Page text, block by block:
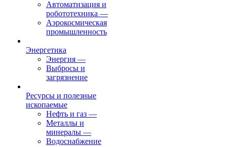
Автоматизация и
робототехника —
Аэрокосмическая
промышленность
Энергетика
Энергия —
Выбросы и
загрязнение
Ресурсы и полезные
ископаемые
Нефть и газ —
Металлы и
минералы —
Водоснабжение